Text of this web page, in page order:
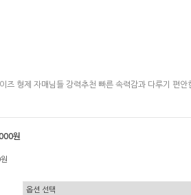
즈 형제 자매님들 강력추천 빠른 속력감과 다루기 편안
원